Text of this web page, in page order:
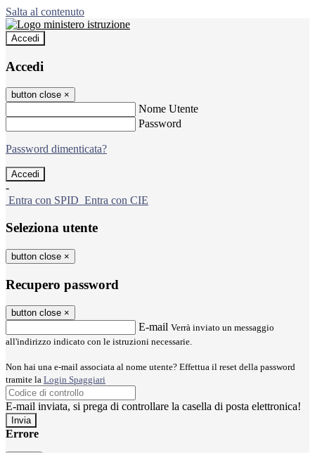
Salta al contenuto
Accedi
Accedi
button close ×
Nome Utente
Password
Password dimenticata?
-
Entra con SPID Entra con CIE
Seleziona utente
button close ×
Recupero password
button close ×
E-mail Verrà inviato un messaggio
all'indirizzo indicato con le istruzioni necessarie.
Non hai una e-mail associata al nome utente? Effettua il reset della password
tramite la Login Spaggiari
E-mail inviata, si prega di controllare la casella di posta elettronica!
Errore